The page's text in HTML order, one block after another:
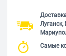
Луганск,
Самые